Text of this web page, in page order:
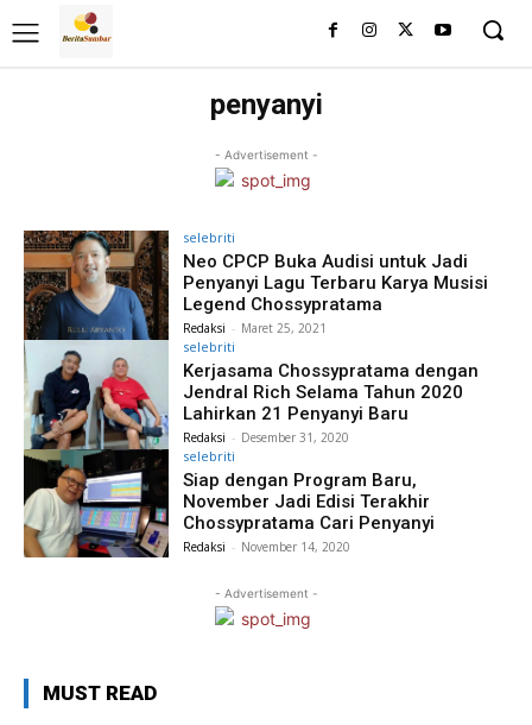
penyanyi
- Advertisement -
selebriti
Neo CPCP Buka Audisi untuk Jadi
Penyanyi Lagu Terbaru Karya Musisi
Legend Chossypratama
Redaksi - Maret 25, 2021
selebriti
Kerjasama Chossypratama dengan
Jendral Rich Selama Tahun 2020
Lahirkan 21 Penyanyi Baru
Redaksi - Desember 31, 2020
selebriti
Siap dengan Program Baru,
November Jadi Edisi Terakhir
Chossypratama Cari Penyanyi
Redaksi - November 14, 2020
- Advertisement -
MUST READ